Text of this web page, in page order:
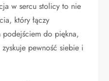
w sercu stolicy to nie
który łączy
podejściem do piękna,
pewność siebie i